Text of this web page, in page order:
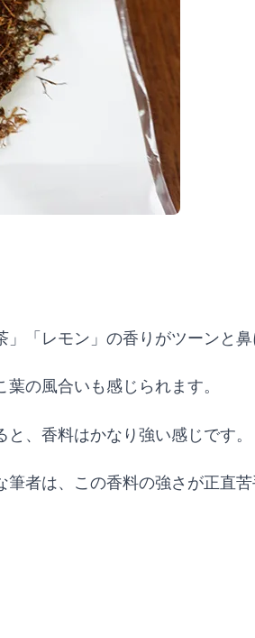
「レモン」の香りがツーンと鼻
の風合いも感じられます。
、香料はかなり強い感じです。
者は、この香料の強さが正直